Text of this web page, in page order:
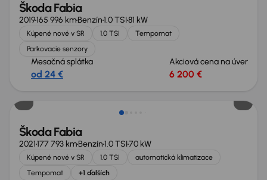
Škoda Fabia
2019165 996 kmBenzín1.0 TSI81 kW
Kúpené nové v SR 1.0 TSI
Tempomat
Parkovacie senzory
Mesačná splátka
od 24 €
Akciová cena na úver
6 200 €
Škoda Fabia
2021177 793 kmBenzín1.0 TSI70 kW
Kúpené nové v SR 1.0 TSI
automatická klimatizace
Tempomat
+1 ďalších